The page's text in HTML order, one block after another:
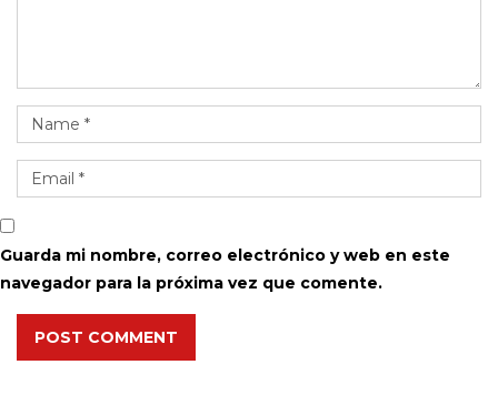
Guarda mi nombre, correo electrónico y web en este
navegador para la próxima vez que comente.
POST COMMENT